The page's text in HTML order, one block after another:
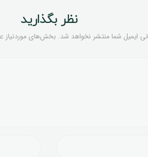
نظر بگذارید
ایمیل شما منتشر نخواهد شد. بخش‌های موردنیاز